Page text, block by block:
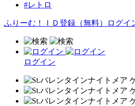
#レトロ
ふりーむ！ＩＤ登録（無料） ログイ
ログイン